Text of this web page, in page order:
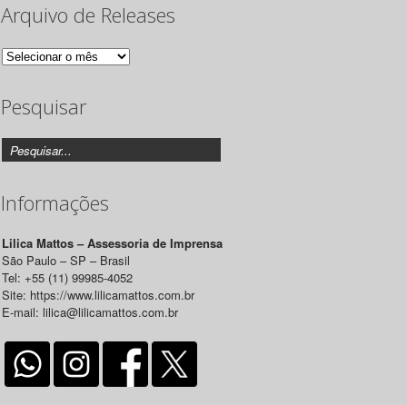
Arquivo de Releases
Arquivo
Pesquisar
Informações
Lilica Mattos – Assessoria de Imprensa
São Paulo – SP – Brasil
Tel: +55 (11) 99985-4052
Site: https://www.lilicamattos.com.br
E-mail: lilica@lilicamattos.com.br